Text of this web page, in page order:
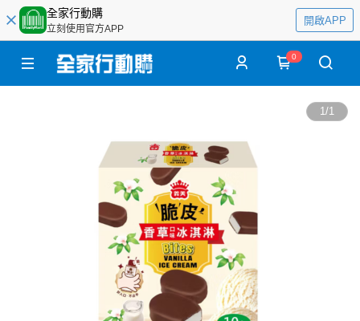
全家行動購
立刻使用官方APP
開啟APP
0
1/1